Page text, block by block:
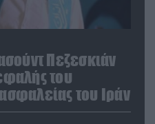
Πεζεσκιάν
του
του Ιράν